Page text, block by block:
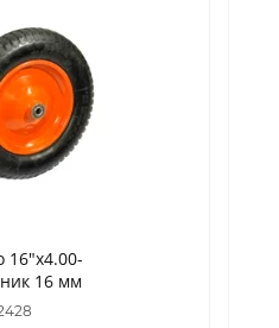
16"х4.00-
16 мм